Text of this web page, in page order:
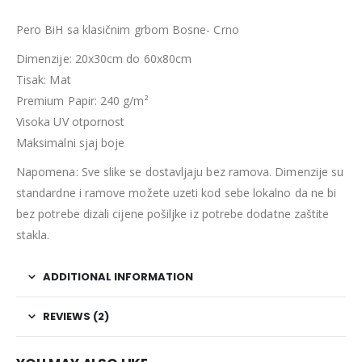
Pero BiH sa klasičnim grbom Bosne- Crno
Dimenzije: 20x30cm do 60x80cm
Tisak: Mat
Premium Papir: 240 g/m²
Visoka UV otpornost
Maksimalni sjaj boje
Napomena: Sve slike se dostavljaju bez ramova. Dimenzije su
standardne i ramove možete uzeti kod sebe lokalno da ne bi
bez potrebe dizali cijene pošiljke iz potrebe dodatne zaštite
stakla.
ADDITIONAL INFORMATION
REVIEWS (2)